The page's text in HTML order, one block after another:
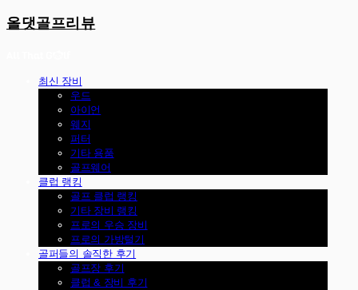
올댓골프리뷰
최신 장비
우드
아이언
웨지
퍼터
기타 용품
골프웨어
클럽 랭킹
골프 클럽 랭킹
기타 장비 랭킹
프로의 우승 장비
프로의 가방털기
골퍼들의 솔직한 후기
골프장 후기
클럽 & 장비 후기